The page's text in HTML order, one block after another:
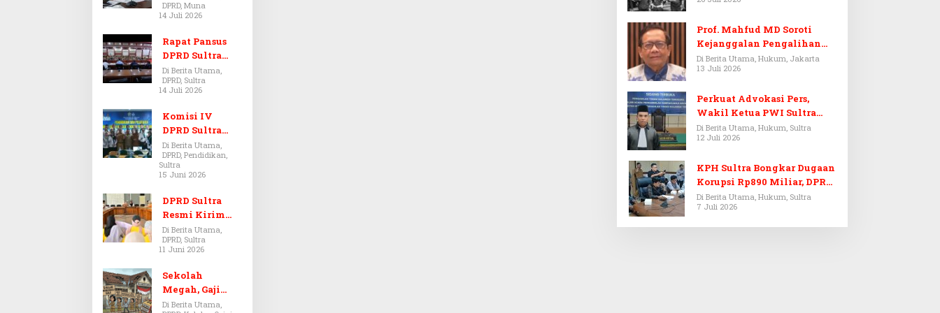
Dugaan Jual
Beli Tanah
Bermasalah di
Muna
DPRD, Muna
14 Juli 2026
Rapat Pansus
DPRD Sultra
Diskors Dua
Kali Akibat
Ketidakhadira
n Pj Sekda
Di Berita Utama,
DPRD, Sultra
14 Juli 2026
Komisi IV
DPRD Sultra
Kawal Hak
Guru,
Rencanakan
Pendidikan
Di Berita Utama,
DPRD, Pendidikan,
Sultra
15 Juni 2026
DPRD Sultra
Resmi Kirim
Aspirasi Tolak
Peraturan
BPOM No. 5
Tahun 2026 ke
Komisi IX DPR
Di Berita Utama,
DPRD, Sultra
11 Juni 2026
Sekolah
Megah, Gaji
Guru Berdarah-
Di Berita Utama,
Prof. Mahfud MD Soroti
Kejanggalan Pengalihan
Penyelidikan Tersangka
Febrie Adriansyah
Di Berita Utama, Hukum, Jakarta
13 Juli 2026
Perkuat Advokasi Pers,
Wakil Ketua PWI Sultra
Resmi Dilantik Menjadi
Advokat PERADI
Di Berita Utama, Hukum, Sultra
12 Juli 2026
KPH Sultra Bongkar Dugaan
Korupsi Rp890 Miliar, DPRD
Sultra Gelar RDP
Di Berita Utama, Hukum, Sultra
7 Juli 2026